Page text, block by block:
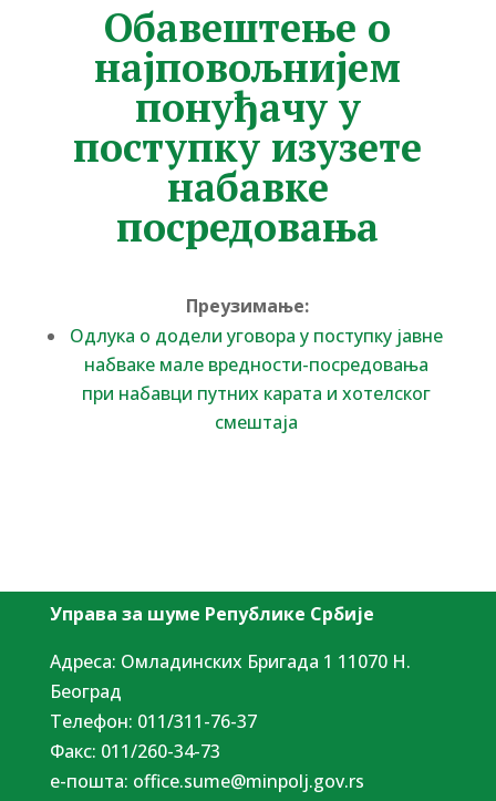
Обавештење о
најповољнијем
понуђачу у
поступку изузете
набавке
посредовања
Преузимање:
Одлука о додели уговора у поступку јавне
набваке мале вредности-посредовања
при набавци путних карата и хотелског
смештаја
Управа за шуме Републике Србије
Адреса: Омладинских Бригада 1 11070 Н.
Београд
Tелефон: 011/311-76-37
Факс: 011/260-34-73
е-пошта: office.sume@minpolj.gov.rs